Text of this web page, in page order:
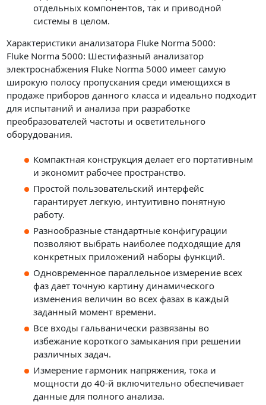
отдельных компонентов, так и приводной
системы в целом.
Характеристики анализатора Fluke Norma 5000:
Fluke Norma 5000: Шестифазный анализатор
электроснабжения Fluke Norma 5000 имеет самую
широкую полосу пропускания среди имеющихся в
продаже приборов данного класса и идеально подходит
для испытаний и анализа при разработке
преобразователей частоты и осветительного
оборудования.
Компактная конструкция делает его портативным
и экономит рабочее пространство.
Простой пользовательский интерфейс
гарантирует легкую, интуитивно понятную
работу.
Разнообразные стандартные конфигурации
позволяют выбрать наиболее подходящие для
конкретных приложений наборы функций.
Одновременное параллельное измерение всех
фаз дает точную картину динамического
изменения величин во всех фазах в каждый
заданный момент времени.
Все входы гальванически развязаны во
избежание короткого замыкания при решении
различных задач.
Измерение гармоник напряжения, тока и
мощности до 40-й включительно обеспечивает
данные для полного анализа.